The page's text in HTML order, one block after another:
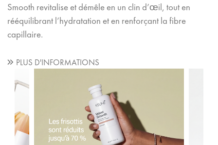
Smooth revitalise et démêle en un clin d’œil, tout en
rééquilibrant l’hydratation et en renforçant la fibre
capillaire.
PLUS D'INFORMATIONS